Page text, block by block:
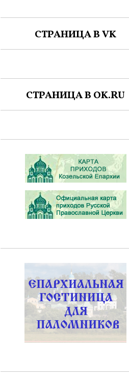
СТРАНИЦА В VK
СТРАНИЦА В OK.RU